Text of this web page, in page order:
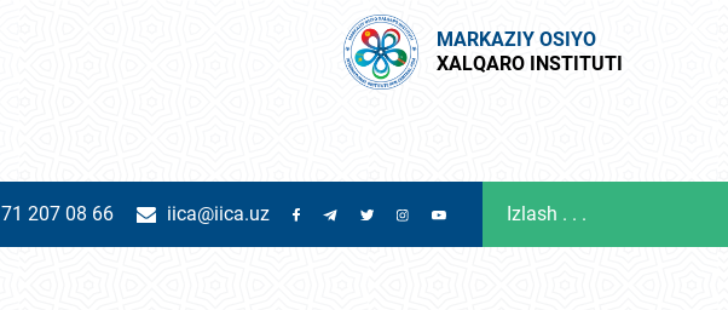
MARKAZIY OSIYO
XALQARO INSTITUTI
207 08 66 iica@iica.uz